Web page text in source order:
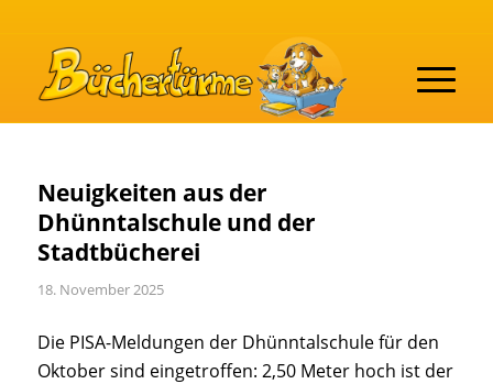
Neuigkeiten aus der
Dhünntalschule und der
Stadtbücherei
18. November 2025
Die PISA-Meldungen der Dhünntalschule für den
Oktober sind eingetroffen: 2,50 Meter hoch ist der